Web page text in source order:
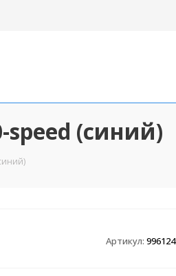
speed (синий)
Артикул: 996124